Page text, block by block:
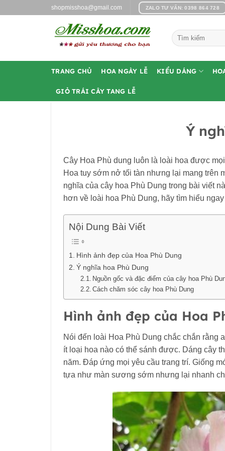
shopmisshoa@gmail.com ZALO TƯ VẤN: 0398 864 728
Tìm
kiếm:
TRANG CHỦ HOA NGÀY LỄ KIỂU DÁNG
GIỎ TRÁI CÂY TANG LỄ
Ý
Cây Hoa Phù dung luôn là loài hoa được
Hoa tuy sớm nở tối tàn nhưng lại mang trên
nghĩa của cây hoa Phù Dung trong bài viết
hơn về loài hoa Phù Dung, hãy tìm hiểu
Nội Dung Bài Viết
Hình ảnh đẹp của Hoa Phù Dung
Ý nghĩa hoa Phù Dung
Nguồn gốc và đặc điểm của cây hoa Phù
Cách chăm sóc cây hoa Phù Dung
Hình ảnh đẹp của Hoa
Nói đến loài Hoa Phù Dung chắc chắn rằng
ít loại hoa nào có thể sánh được. Dáng cây
năm. Đáp ứng mọi yêu cầu trang trí. Giống
tựa như màn sương sớm nhưng lại nhanh